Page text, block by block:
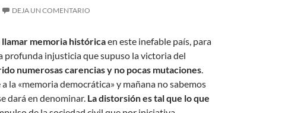
DEJA UN COMENTARIO
llamar memoria históricaen este inefable país, para
profunda injusticia que supuso la victoria del
numerosas carencias y no pocas mutaciones.
la «memoria democrática» y mañana no sabemos
dará en denominar. La distorsión es tal que lo que